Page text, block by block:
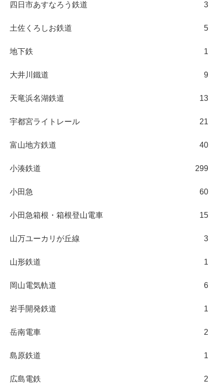
四日市あすなろう鉄道 3
土佐くろしお鉄道 5
地下鉄 1
大井川鐵道 9
天竜浜名湖鉄道 13
宇都宮ライトレール 21
富山地方鉄道 40
小湊鉄道 299
小田急 60
小田急箱根・箱根登山電車 15
山万ユーカリが丘線 3
山形鉄道 1
岡山電気軌道 6
岩手開発鉄道 1
岳南電車 2
島原鉄道 1
広島電鉄 2